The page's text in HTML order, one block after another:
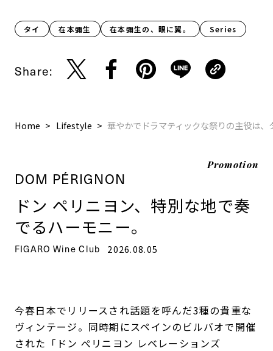
タイ 在本彌生 在本彌生の、眼に翼。 Series
Share:
Home Lifestyle 華やかでドラマティックな祭りの主役は
Promotion
DOM PÉRIGNON
ドン ペリニヨン、特別な地で奏
でるハーモニー。
FIGARO Wine Club 2026.08.05
今春日本でリリースされ話題を呼んだ3種の貴重な
ヴィンテージ。同時期にスペインのビルバオで開催
された「ドン ぺリニヨン レベレーションズ